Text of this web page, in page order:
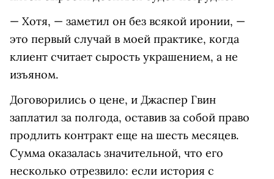
— Хотя, — заметил он без всякой иронии, —
это первый случай в моей практике, когда
клиент считает сырость украшением, а не
изъяном.
Договорились о цене, и Джаспер Гвин
заплатил за полгода, оставив за собой право
продлить контракт еще на шесть месяцев.
Сумма оказалась значительной, что его
несколько отрезвило: если история с